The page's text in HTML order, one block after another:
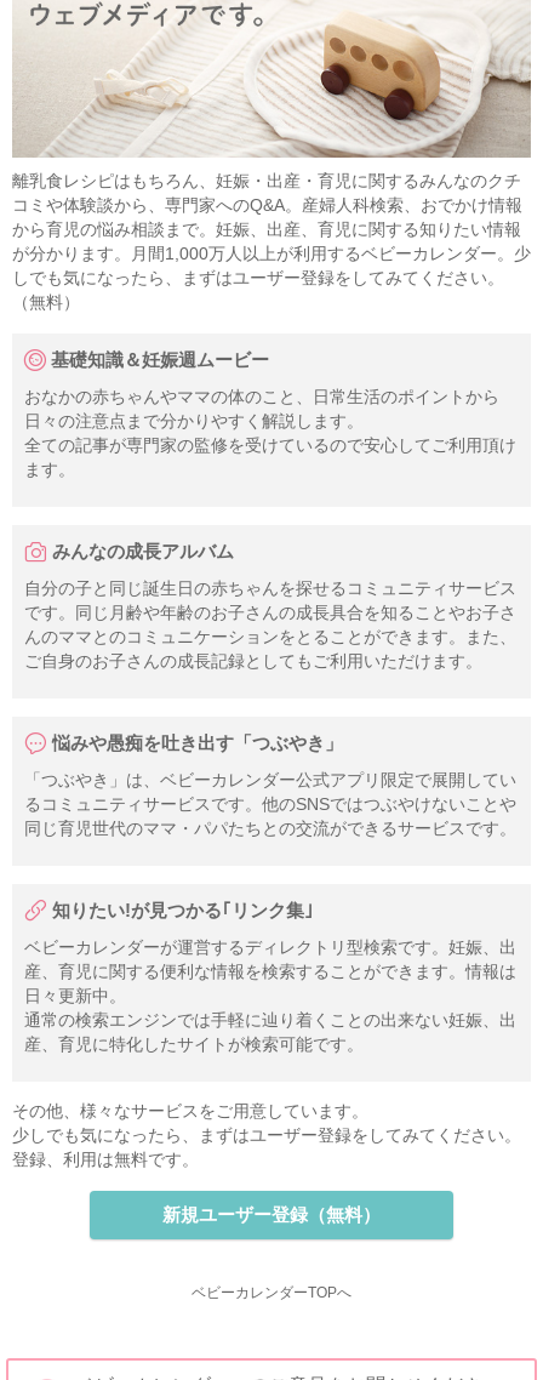
離乳食レシピはもちろん、妊娠・出産・育児に関するみんなのクチ
コミや体験談から、専門家へのQ&A。産婦人科検索、おでかけ情報
から育児の悩み相談まで。妊娠、出産、育児に関する知りたい情報
が分かります。月間1,000万人以上が利用するベビーカレンダー。少
しでも気になったら、まずはユーザー登録をしてみてください。
（無料）
基礎知識＆妊娠週ムービー
おなかの赤ちゃんやママの体のこと、日常生活のポイントから
日々の注意点まで分かりやすく解説します。
全ての記事が専門家の監修を受けているので安心してご利用頂け
ます。
みんなの成長アルバム
自分の子と同じ誕生日の赤ちゃんを探せるコミュニティサービス
です。同じ月齢や年齢のお子さんの成長具合を知ることやお子さ
んのママとのコミュニケーションをとることができます。また、
ご自身のお子さんの成長記録としてもご利用いただけます。
悩みや愚痴を吐き出す「つぶやき」
「つぶやき」は、ベビーカレンダー公式アプリ限定で展開してい
るコミュニティサービスです。他のSNSではつぶやけないことや
同じ育児世代のママ・パパたちとの交流ができるサービスです。
知りたい!が見つかる｢リンク集｣
ベビーカレンダーが運営するディレクトリ型検索です。妊娠、出
産、育児に関する便利な情報を検索することができます。情報は
日々更新中。
通常の検索エンジンでは手軽に辿り着くことの出来ない妊娠、出
産、育児に特化したサイトが検索可能です。
その他、様々なサービスをご用意しています。
少しでも気になったら、まずはユーザー登録をしてみてください。
登録、利用は無料です。
新規ユーザー登録（無料）
ベビーカレンダーTOPへ